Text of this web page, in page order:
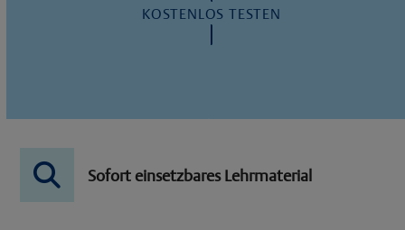
KOSTENLOS TESTEN
Sofort einsetzbares Lehrmaterial